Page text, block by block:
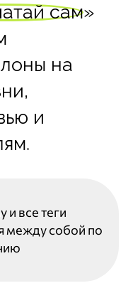
сам»
на
и
и все теги
между собой по